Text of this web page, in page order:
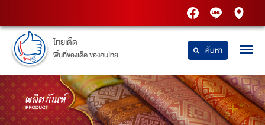
PTT
PTT
ไทยเด็ด
พื้นที่ของเด็ด ของคนไทย ค้นหา